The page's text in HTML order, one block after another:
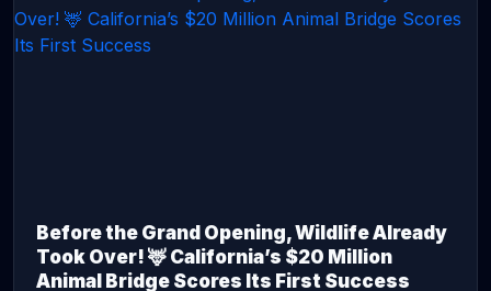
Before the Grand Opening, Wildlife Already
Took Over! 🦌 California’s $20 Million
Animal Bridge Scores Its First Success